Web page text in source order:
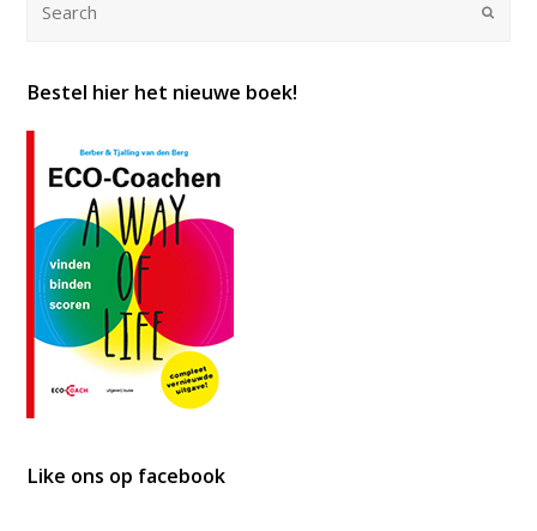
Submit
Bestel hier het nieuwe boek!
Like ons op facebook